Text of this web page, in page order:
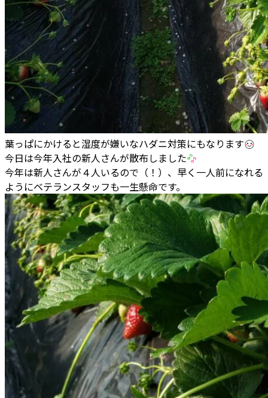
葉っぱにかけると湿度が嫌いなハダニ対策にもなります
今日は今年入社の新人さんが散布しました
今年は新人さんが４人いるので（！）、早く一人前になれる
ようにベテランスタッフも一生懸命です。